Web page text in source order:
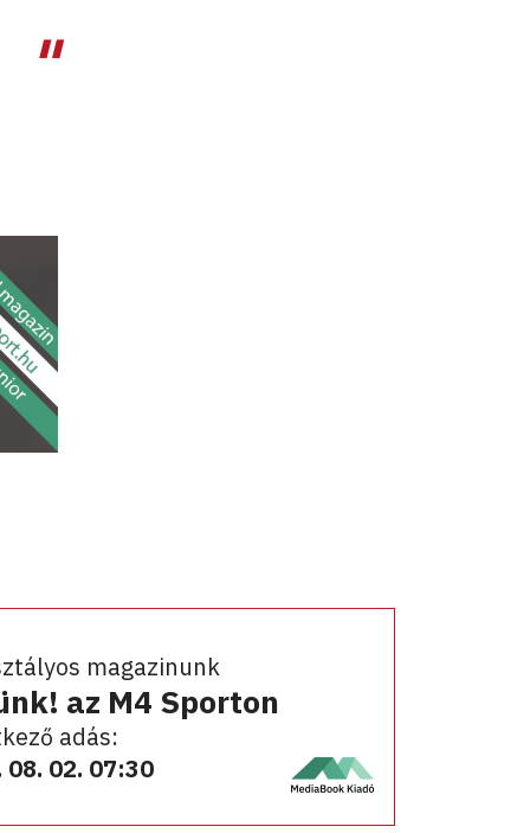
magazinunk
az M4 Sporton
adás:
08. 02. 07:30